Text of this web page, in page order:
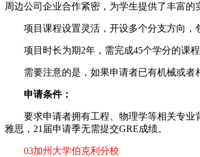
周边公司企业合作紧密，为学生提供了丰富的
项目课程设置灵活，开设多个分支方向，包
项目时长为期2年，需完成45个学分的课程
需要注意的是，如果申请者已有机械或者相
申请条件：
要求申请者拥有工程、物理学等相关专业背
雅思，21届申请季无需提交GRE成绩。
03加州大学伯克利分校